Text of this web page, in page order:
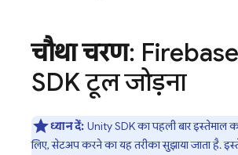
चौथा चरण:
SDK टूल जोड़ना
ध्यान दें: Unity SDK का पहली बार इस्तेमाल
लिए, सेटअप करने का यह तरीका सुझाया जाता है.